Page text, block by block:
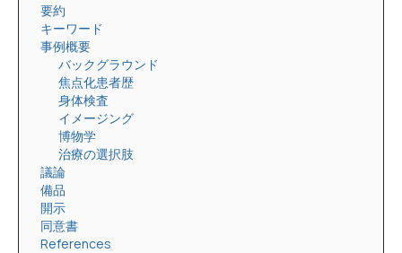
要約
キーワード
事例概要
バックグラウンド
焦点化患者歴
身体検査
イメージング
博物学
治療の選択肢
議論
備品
開示
同意書
References